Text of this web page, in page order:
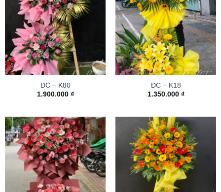
ĐC – K80
1.900.000 ₫
ĐC – K18
1.350.000 ₫